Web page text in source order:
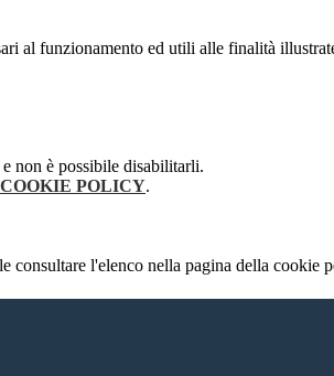
al funzionamento ed utili alle finalità
non è possibile disabilitarli.
COOKIE POLICY.
consultare l'elenco nella pagina della cookie